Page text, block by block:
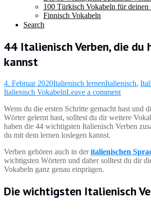
100 Türkisch Vokabeln für
Finnisch Vokabeln
Search
44 Italienisch Verben, die du
kannst
4. Februar 2020Italienisch lernenItalienisch,
Italienisch VokabelnLeave a comment
Wenn du die ersten Schritte gemacht hast und
Wörter gelernt hast, solltest du dir weitere
haben die 44 wichtigsten Italienisch Verben
du mit dem lernen loslegen kannst.
Verben gehören auch in deritalienischen
wichtigsten Wörtern und daher solltest du dir
Vokabeln ganz genau einprägen.
Die wichtigsten Italienisch